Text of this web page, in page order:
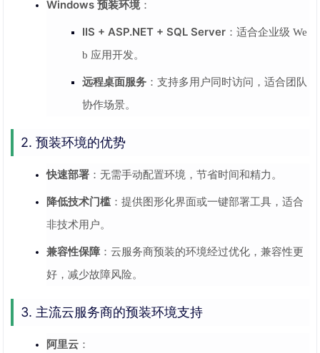
Windows 预装环境：
IIS + ASP.NET + SQL Server ：适合企业级 We
b 应用开发。
远程桌面服务 ：支持多用户同时访问，适合团队
协作场景。
2. 预装环境的优势
快速部署 ：无需手动配置环境，节省时间和精力。
降低技术门槛：提供图形化界面或一键部署工具，适合
非技术用户。
兼容性保障 ：云服务商预装的环境经过优化，兼容性更
好，减少故障风险。
3. 主流云服务商的预装环境支持
阿里云 ：